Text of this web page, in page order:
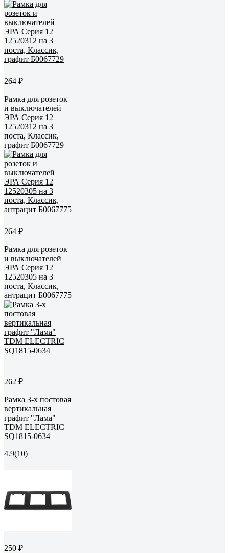
264 ₽
Рамка для розеток
и выключателей
ЭРА Серия 12
12520312 на 3
поста, Классик,
графит Б0067729
264 ₽
Рамка для розеток
и выключателей
ЭРА Серия 12
12520305 на 3
поста, Классик,
антрацит Б0067775
262 ₽
Рамка 3-х постовая
вертикальная
графит "Лама"
TDM ELECTRIC
SQ1815-0634
4.9(10)
250 ₽